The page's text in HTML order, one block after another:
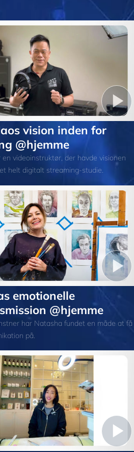
vision inden for
@hjemme
videoinstruktør, der havde visionen
helt digitalt streaming-studie.
emotionelle
@hjemme
har Natasha fundet en måde at få
på.